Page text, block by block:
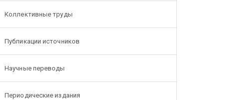
Коллективные труды
Публикации источников
Научные переводы
Периодические издания